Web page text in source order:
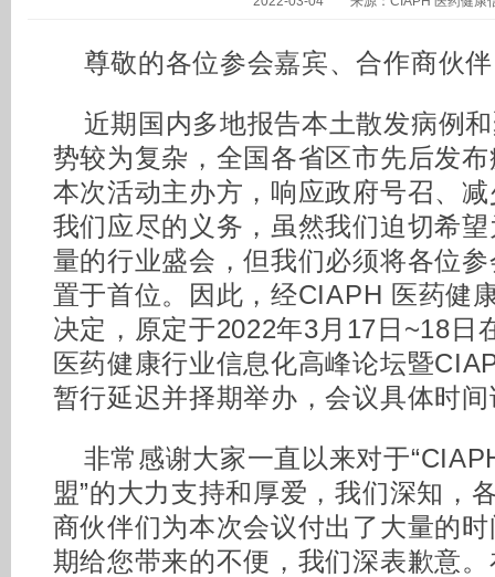
尊敬的各位参会嘉宾、合作商伙
近期国内多地报告本土散发病例
势较为复杂，全国各省区市先后发
本次活动主办方，响应政府号召、
我们应尽的义务，虽然我们迫切希
量的行业盛会，但我们必须将各位
置于首位。因此，经CIAPH 医药健
决定，原定于2022年3月17日~18日
医药健康行业信息化高峰论坛暨
暂行延迟并择期举办，会议具体时
非常感谢大家一直以来对于
盟”的大力支持和厚爱，我们深知，
商伙伴们为本次会议付出了大量的
期给您带来的不便，我们深表歉意